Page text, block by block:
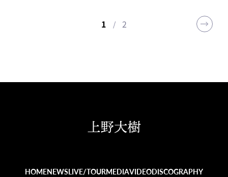
1 2
HOMENEWSLIVE/TOURMEDIAVIDEODISCOGRAPHY